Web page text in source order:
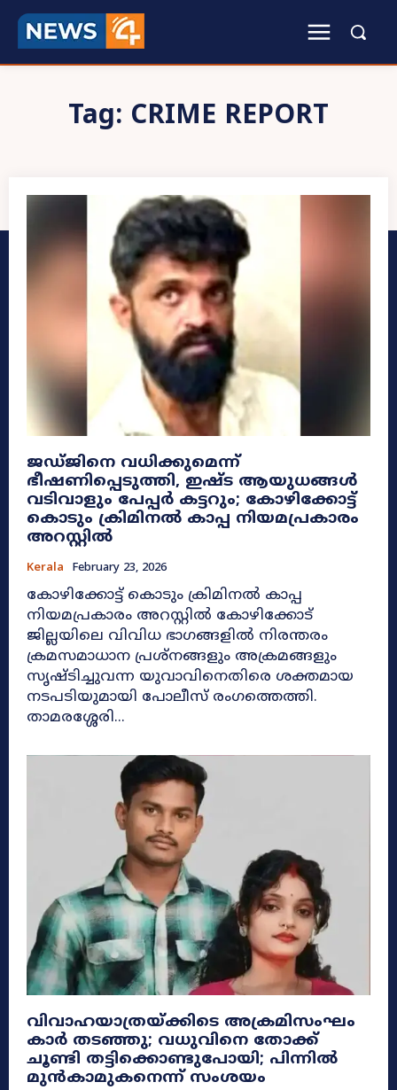
Tag: CRIME REPORT
ജഡ്ജിനെ വധിക്കുമെന്ന്
ഭീഷണിപ്പെടുത്തി, ഇഷ്ട ആയുധങ്ങള്‍
വടിവാളും പേപ്പര്‍ കട്ടറും; കോഴിക്കോട്ട്
കൊടും ക്രിമിനൽ കാപ്പ നിയമപ്രകാരം
അറസ്റ്റിൽ
Kerala February 23, 2026
കോഴിക്കോട്ട് കൊടും ക്രിമിനൽ കാപ്പ
നിയമപ്രകാരം അറസ്റ്റിൽ കോഴിക്കോട്
ജില്ലയിലെ വിവിധ ഭാഗങ്ങളിൽ നിരന്തരം
ക്രമസമാധാന പ്രശ്നങ്ങളും അക്രമങ്ങളും
സൃഷ്ടിച്ചുവന്ന യുവാവിനെതിരെ ശക്തമായ
നടപടിയുമായി പോലീസ് രംഗത്തെത്തി.
താമരശ്ശേരി...
വിവാഹയാത്രയ്ക്കിടെ അക്രമിസംഘം
കാർ തടഞ്ഞു; വധുവിനെ തോക്ക്
ചൂണ്ടി തട്ടിക്കൊണ്ടുപോയി; പിന്നിൽ
മുൻകാമുകനെന്ന് സംശയം